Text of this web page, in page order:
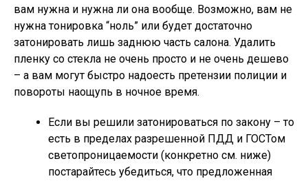
вам нужна и нужна ли она вообще. Возможно, вам не
нужна тонировка “ноль” или будет достаточно
затонировать лишь заднюю часть салона. Удалить
пленку со стекла не очень просто и не очень дешево
– а вам могут быстро надоесть претензии полиции и
повороты наощупь в ночное время.
Если вы решили затонироваться по закону – то
есть в пределах разрешенной ПДД и ГОСТом
светопроницаемости (конкретно см. ниже)
постарайтесь убедиться, что предложенная